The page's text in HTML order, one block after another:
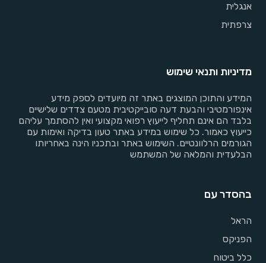
אנגלית
צרפתית
מדיניות ותנאי שימוש
המידע והתוכן המוצגים באתר זה מיועדים לספק מידע
אינפורמטיבי והבעת דעה סובייקטיבית מטעם צדדים שלישיים
בלבד הם אינם תחליף לייעוץ רפואי מקצועי ואין להסתמך עליהם
כייעוץ כאמור. כל שימוש במידע באתר טעון בדיקה ואימות עם
הגורמים הרלוונטיים. השימוש באתר ובתכניו הינה באחריותו
הבלעדית והמלאה של המשתמש
בהסדר עם
הראל
הפניקס
כלל ביטוח